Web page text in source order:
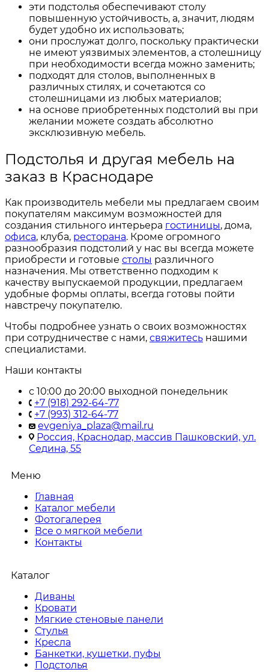
эти подстолья обеспечивают столу
повышенную устойчивость, а, значит, людям
будет удобно их использовать;
они прослужат долго, поскольку практически
не имеют уязвимых элементов, а столешницу
при необходимости всегда можно заменить;
подходят для столов, выполненных в
различных стилях, и сочетаются со
столешницами из любых материалов;
на основе приобретенных подстолий вы при
желании можете создать абсолютно
эксклюзивную мебель.
Подстолья и другая мебель на
заказ в Краснодаре
Как производитель мебели мы предлагаем своим
покупателям максимум возможностей для
создания стильного интерьера гостиницы, дома,
офиса, клуба, ресторана. Кроме огромного
разнообразия подстолий у нас вы всегда можете
приобрести и готовые столы различного
назначения. Мы ответственно подходим к
качеству выпускаемой продукции, предлагаем
удобные формы оплаты, всегда готовы пойти
навстречу покупателю.
Чтобы подробнее узнать о своих возможностях
при сотрудничестве с нами, свяжитесь нашими
специалистами.
Наши контакты
с 10:00 до 20:00 выходной понедельник
+7 (918) 292-64-77
+7 (993) 312-64-77
evgeniya_plaza@mail.ru
Россия, Краснодар, массив Пашковский, ул.
Седина, 55
Меню
Главная
Каталог мебели
Фотогалерея
Все о мягкой мебели
Контакты
Каталог
Диваны
Кровати
Мягкие стеновые панели
Стулья
Кресла
Банкетки, кушетки, пуфы
Подстолья